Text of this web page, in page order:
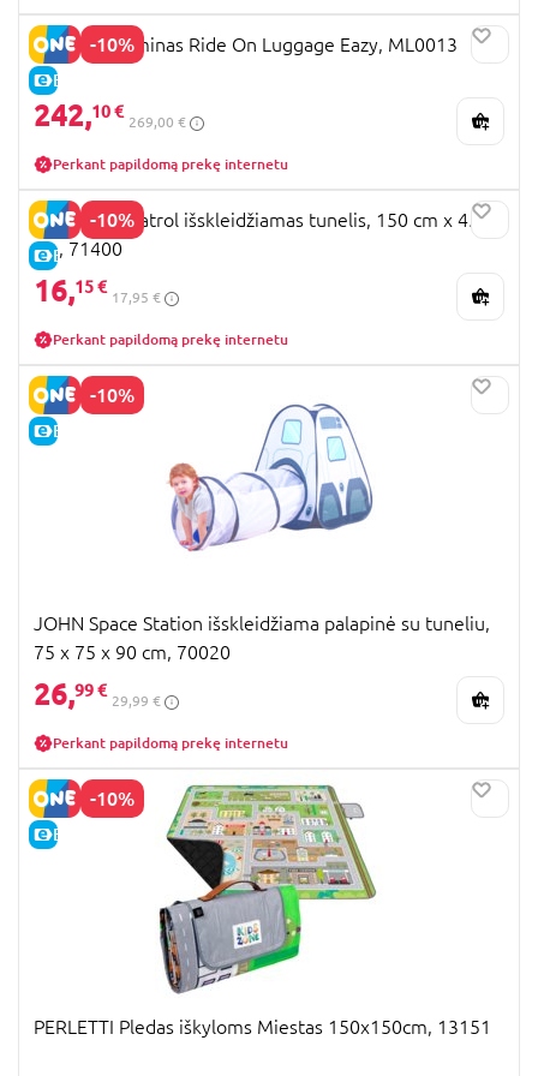
-10%
E-KAINA
MICRO lagaminas Ride On Luggage Eazy, ML0013
242,10 €
269,00 €
Perkant papildomą prekę internetu
-10%
E-KAINA
JOHN Paw Patrol išskleidžiamas tunelis, 150 cm x 45
cm, 71400
16,15 €
17,95 €
Perkant papildomą prekę internetu
-10%
E-KAINA
JOHN Space Station išskleidžiama palapinė su tuneliu,
75 x 75 x 90 cm, 70020
26,99 €
29,99 €
Perkant papildomą prekę internetu
-10%
E-KAINA
PERLETTI Pledas iškyloms Miestas 150x150cm, 13151